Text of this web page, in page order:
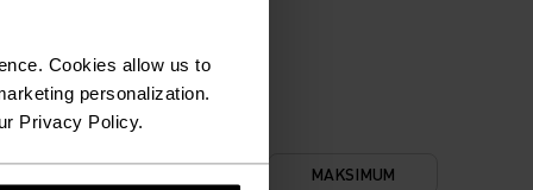
Cookies allow us to
personalization.
Privacy Policy.
MAKSIMUM